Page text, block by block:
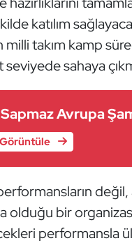
katılım
takım kamp
sahaya
Avrupa
değil,
olduğu bir
performansla